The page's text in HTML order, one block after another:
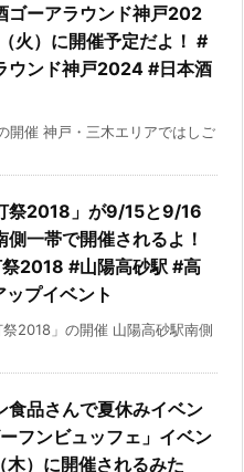
ゴーアラウンド神戸202
火）に開催予定だよ！ #
ウンド神戸2024 #日本酒
開催 神戸・三木エリアではしご
祭2018」が9/15と9/16
側一帯で開催されるよ！
2018 #山陽高砂駅 #高
プイベント
2018」の開催 山陽高砂駅南側
食品さんで夏休みイベン
フンビュッフェ」イベン
木）に開催されるみた